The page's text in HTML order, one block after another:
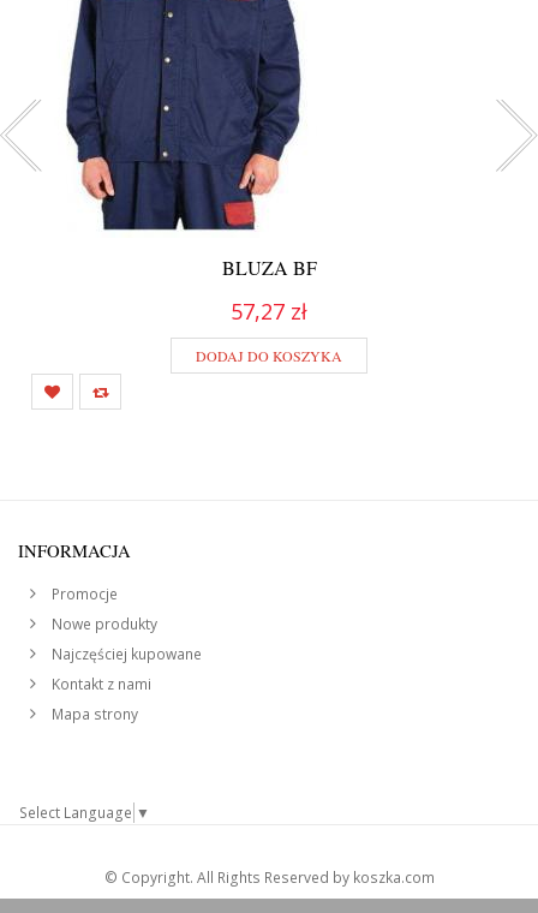
BLUZA BF
57,27 zł
DODAJ DO KOSZYKA
INFORMACJA
Promocje
Nowe produkty
Najczęściej kupowane
Kontakt z nami
Mapa strony
Select Language ▼
© Copyright. All Rights Reserved by koszka.com